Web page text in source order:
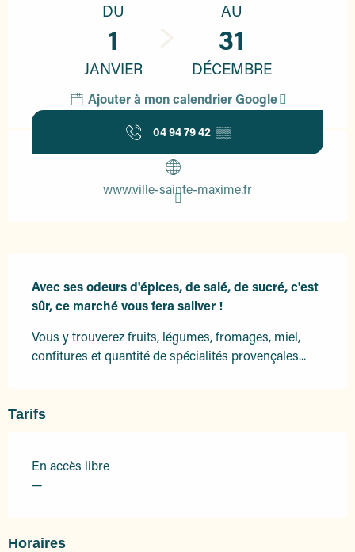
DU
1
JANVIER
AU
31
DÉCEMBRE
Ajouter à mon calendrier Google
04 94 79 42 ▒▒
www.ville-sainte-maxime.fr
Avec ses odeurs d'épices, de salé, de sucré, c'est
sûr, ce marché vous fera saliver !
Vous y trouverez fruits, légumes, fromages, miel,
confitures et quantité de spécialités provençales...
Tarifs
En accès libre
—
Horaires